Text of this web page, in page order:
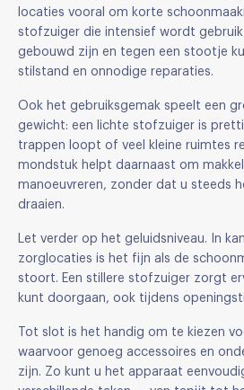
locaties vooral om korte
stofzuiger die intensief wordt
gebouwd zijn en tegen een stootje
stilstand en onnodige reparaties.
Ook het gebruiksgemak speelt een
gewicht: een lichte stofzuiger is
trappen loopt of veel kleine ruimtes
mondstuk helpt daarnaast om
manoeuvreren, zonder dat u steeds
draaien.
Let verder op het geluidsniveau. In
zorglocaties is het fijn als de
stoort. Een stillere stofzuiger zorgt
kunt doorgaan, ook tijdens
Tot slot is het handig om te kiezen
waarvoor genoeg accessoires en
zijn. Zo kunt u het apparaat